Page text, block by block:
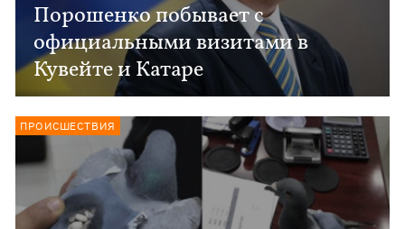
Порошенко побывает с
официальными визитами в
Кувейте и Катаре
ПРОИСШЕСТВИЯ